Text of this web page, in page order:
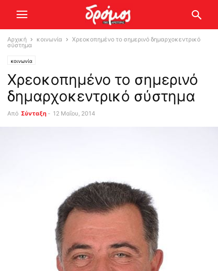
Αρχική κοινωνία
Χρεοκοπημένο το σημερινό δημαρχοκεντρικό
σύστημα
κοινωνία
Χρεοκοπημένο το σημερινό
δημαρχοκεντρικό σύστημα
Από Σύνταξη - 12 Μαΐου, 2014